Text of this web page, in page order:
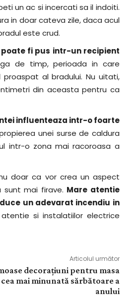
un ac si incercati sa il indoiti.
in doar cateva zile, daca acul
este crud.
fi pus intr-un recipient
de timp, perioada in care
al bradului. Nu uitati,
din aceasta pentru ca
influenteaza intr-o foarte
unei surse de caldura
intr-o zona mai racoroasa a
doar ca vor crea un aspect
mai firave. Mare atentie
un adevarat incendiu in
si instalatiilor electrice
Articolul următor
decorațiuni pentru masa
mai minunată sărbătoare a
anului